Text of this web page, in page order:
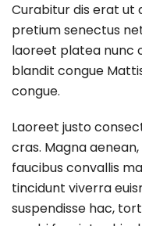
Curabitur dis erat ut
pretium senectus
laoreet platea nunc
blandit congue
congue.
Laoreet justo
cras. Magna
faucibus convallis
tincidunt viverra
suspendisse hac,